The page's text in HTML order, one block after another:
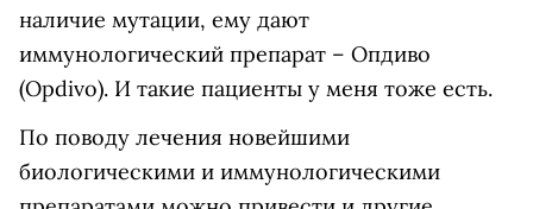
наличие мутации, ему дают
иммунологический препарат – Опдиво
(Opdivo). И такие пациенты у меня тоже есть.
По поводу лечения новейшими
биологическими и иммунологическими